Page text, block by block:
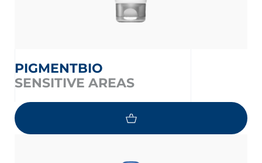
PIGMENTBIO
SENSITIVE AREAS